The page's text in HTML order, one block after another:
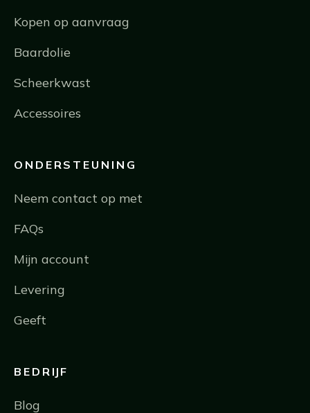
Kopen op aanvraag
Baardolie
Scheerkwast
Accessoires
ONDERSTEUNING
Neem contact op met
FAQs
Mijn account
Levering
Geeft
BEDRIJF
Blog